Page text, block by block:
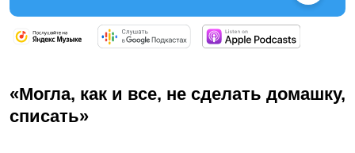
«Могла, как и все, не сделать домашку,
списать»